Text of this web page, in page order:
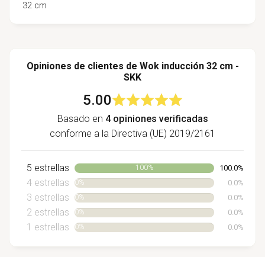
32 cm
Opiniones de clientes de Wok inducción 32 cm -
SKK
5.00
Basado en 4 opiniones verificadas
conforme a la Directiva (UE) 2019/2161
5 estrellas 100% 100.0%
4 estrellas 0% 0.0%
3 estrellas 0% 0.0%
2 estrellas 0% 0.0%
1 estrellas 0% 0.0%